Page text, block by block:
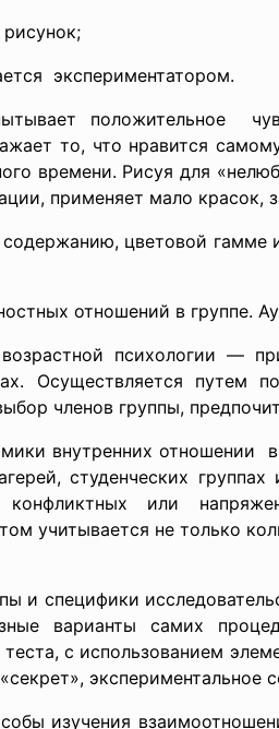
рисунок;
экспериментатором.
положительное
то, что нравится
времени. Рисуя для
применяет мало красок,
содержанию, цветовой
отношений в группе.
психологии —
Осуществляется путем
членов группы,
внутренних отношении
студенческих
или
учитывается не только
и специфики
варианты самих
теста, с использованием
экспериментальное
изучения